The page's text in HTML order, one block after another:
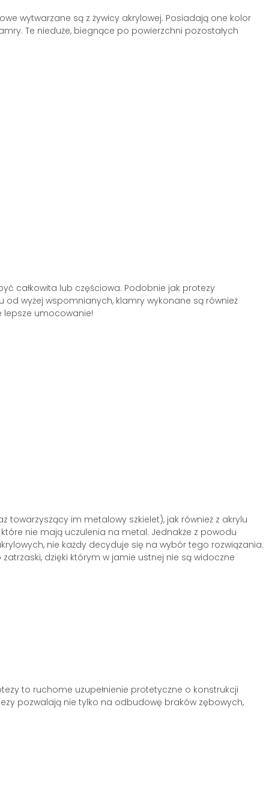
wytwarzane są z żywicy akrylowej. Posiadają one kolor
Te nieduże, biegnące po powierzchni pozostałych
całkowita lub częściowa. Podobnie jak protezy
od wyżej wspomnianych, klamry wykonane są również
lepsze umocowanie!
im metalowy szkielet), jak również z akrylu
nie mają uczulenia na metal. Jednakże z powodu
nie każdy decyduje się na wybór tego rozwiązania.
dzięki którym w jamie ustnej nie są widoczne
to ruchome uzupełnienie protetyczne o konstrukcji
pozwalają nie tylko na odbudowę braków zębowych,